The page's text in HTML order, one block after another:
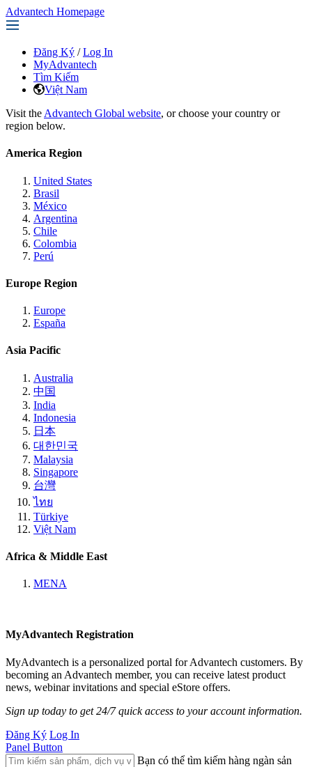
Advantech Homepage
Đăng Ký / Log In
MyAdvantech
Tìm Kiếm
Việt Nam
Visit the Advantech Global website, or choose your country or
region below.
America Region
United States
Brasil
México
Argentina
Chile
Colombia
Perú
Europe Region
Europe
España
Asia Pacific
Australia
中国
India
Indonesia
日本
대한민국
Malaysia
Singapore
台灣
ไทย
Türkiye
Việt Nam
Africa & Middle East
MENA
MyAdvantech Registration
MyAdvantech is a personalized portal for Advantech customers. By
becoming an Advantech member, you can receive latest product
news, webinar invitations and special eStore offers.
Sign up today to get 24/7 quick access to your account information.
Đăng Ký Log In
Panel Button
Bạn có thể tìm kiếm hàng ngàn sản